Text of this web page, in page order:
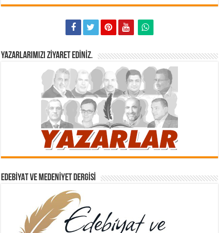
YAZARLARIMIZI ZIYARET EDINIZ.
EDEBIYAT VE MEDENIYET DERGISI